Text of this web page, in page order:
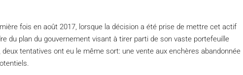
fois en août 2017, lorsque la décision a été prise de mettre cet actif
du plan du gouvernement visant à tirer parti de son vaste portefeuille
tentatives ont eu le même sort: une vente aux enchères abandonnée